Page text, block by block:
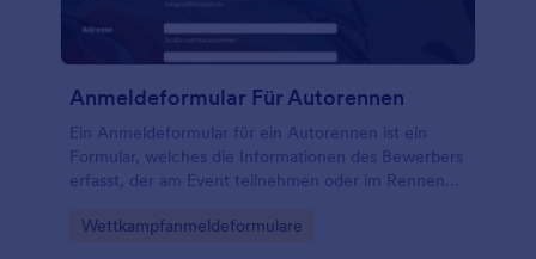
Anmeldeformular Für Autorennen
Ein Anmeldeformular für ein Autorennen ist ein
Formular, welches die Informationen des Bewerbers
erfasst, der am Event teilnehmen oder im Rennen
Details des Autos ab und kann durch das Einbinden
Go to Category:
Wettkampfanmeldeformulare